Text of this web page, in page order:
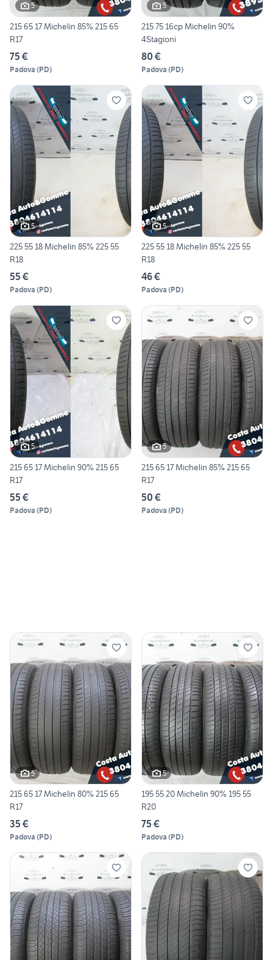
5
215 65 17 Michelin 85% 215 65
R17
75 €
Padova (PD)
5
215 75 16cp Michelin 90%
4Stagioni
80 €
Padova (PD)
5
225 55 18 Michelin 85% 225 55
R18
55 €
Padova (PD)
5
225 55 18 Michelin 85% 225 55
R18
46 €
Padova (PD)
5
215 65 17 Michelin 90% 215 65
R17
55 €
Padova (PD)
5
215 65 17 Michelin 85% 215 65
R17
50 €
Padova (PD)
5
215 65 17 Michelin 80% 215 65
R17
35 €
Padova (PD)
5
195 55 20 Michelin 90% 195 55
R20
75 €
Padova (PD)